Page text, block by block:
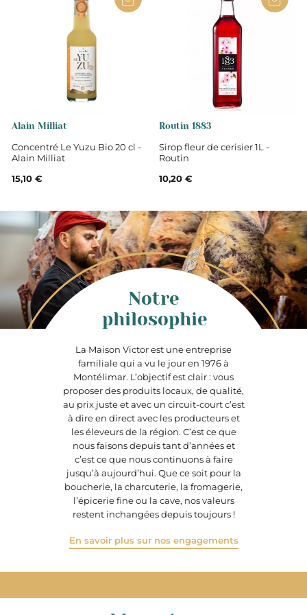
est visible sur votre compte. Lorsque votre commande
est en statut “en cours de préparation”, il ne vous sera
plus possible de vous modifier.
Alain Milliat
Concentré Le Yuzu Bio 20 cl -
Alain Milliat
15,10 €
Routin 1883
Sirop fleur de cerisier 1L -
Routin
10,20 €
La Maison Victor est une entreprise
familiale qui a vu le jour en 1976 à
Montélimar. L’objectif est clair : vous
proposer des produits locaux, de qualité,
au prix juste et avec un circuit-court c’est
à dire en direct avec les producteurs et
les éleveurs de la région. C’est ce que
nous faisons depuis tant d’années et
c’est ce que nous continuons à faire
jusqu’à aujourd’hui. Que ce soit pour la
boucherie, la charcuterie, la fromagerie,
l’épicerie fine ou la cave, nos valeurs
restent inchangées depuis toujours !
En savoir plus sur nos engagements
Notre
philosophie